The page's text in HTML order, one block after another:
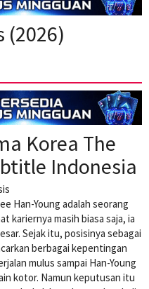
(2026)
Korea The
Indonesia
Han-Young adalah seorang
kariernya masih biasa saja, ia
Sejak itu, posisinya sebagai
berbagai kepentingan
mulus sampai Han-Young
kotor. Namun keputusan itu